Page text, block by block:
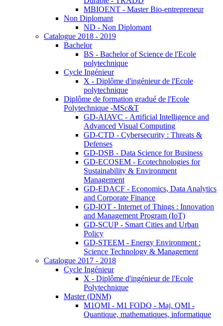
MBIOENT - Master Bio-entrepreneur
Non Diplomant
ND - Non Diplomant
Catalogue 2018 - 2019
Bachelor
BS - Bachelor of Science de l'Ecole
polytechnique
Cycle Ingénieur
X - Diplôme d'ingénieur de l'Ecole
polytechnique
Diplôme de formation gradué de l'Ecole
Polytechnique -MSc&T
GD-AIAVC - Artificial Intelligence and
Advanced Visual Computing
GD-CTD - Cybersecurity : Threats &
Defenses
GD-DSB - Data Science for Business
GD-ECOSEM - Ecotechnologies for
Sustainability & Environment
Management
GD-EDACF - Economics, Data Analytics
and Corporate Finance
GD-IOT - Internet of Things : Innovation
and Management Program (IoT)
GD-SCUP - Smart Cities and Urban
Policy
GD-STEEM - Energy Environment :
Science Technology & Management
Catalogue 2017 - 2018
Cycle Ingénieur
X - Diplôme d'ingénieur de l'Ecole
Polytechnique
Master (DNM)
M1QMI - M1 FODQ - Maj. QMI -
Quantique, mathematiques, informatique